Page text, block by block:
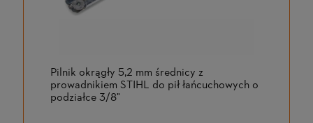
Pilnik okrągły 5,2 mm średnicy z
prowadnikiem STIHL do pił łańcuchowych o
podziałce 3/8"